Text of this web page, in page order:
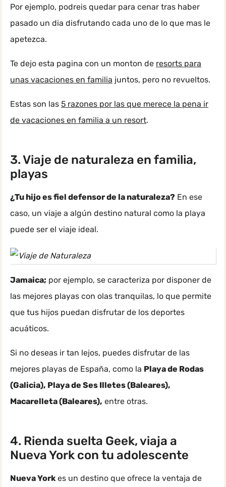
Por ejemplo, podreis quedar para cenar tras haber
pasado un dia disfrutando cada uno de lo que mas le
apetezca.
Te dejo esta pagina con un monton de resorts para
unas vacaciones en familia juntos, pero no revueltos.
Estas son las 5 razones por las que merece la pena ir
de vacaciones en familia a un resort.
3. Viaje de naturaleza en familia,
playas
¿Tu hijo es fiel defensor de la naturaleza? En ese
caso, un viaje a algún destino natural como la playa
puede ser el viaje ideal.
Jamaica; por ejemplo, se caracteriza por disponer de
las mejores playas con olas tranquilas, lo que permite
que tus hijos puedan disfrutar de los deportes
acuáticos.
Si no deseas ir tan lejos, puedes disfrutar de las
mejores playas de España, como la Playa de Rodas
(Galicia), Playa de Ses Illetes (Baleares),
Macarelleta (Baleares), entre otras.
4. Rienda suelta Geek, viaja a
Nueva York con tu adolescente
Nueva York es un destino que ofrece la ventaja de